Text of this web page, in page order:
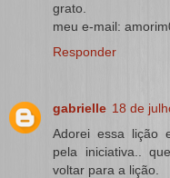
grato.
meu e-mail:
Responder
gabrielle 18 de
Adorei essa lição
pela iniciativa..
voltar para a lição.